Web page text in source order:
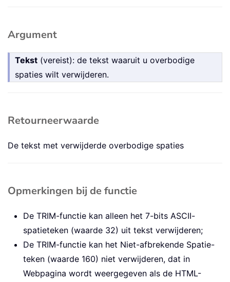
Argument
Tekst (vereist): de tekst waaruit u overbodige
spaties wilt verwijderen.
Retourneerwaarde
De tekst met verwijderde overbodige spaties
Opmerkingen bij de functie
De TRIM-functie kan alleen het 7-bits ASCII-
spatieteken (waarde 32) uit tekst verwijderen;
De TRIM-functie kan het Niet-afbrekende Spatie-
teken (waarde 160) niet verwijderen, dat in
Webpagina wordt weergegeven als de HTML-